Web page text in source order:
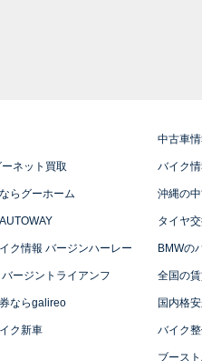
中古車
ネット買取 バイク
らグーホーム 沖縄の
タイヤ
ク情報 バージンハーレー BMWの
ージントライアンフ 全国の
ならgalireo 国内格
ク新車 バイク
ブース